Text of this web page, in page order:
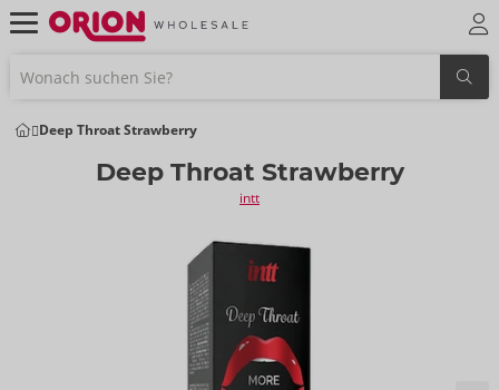
Deep Throat Strawberry
Deep Throat Strawberry
intt